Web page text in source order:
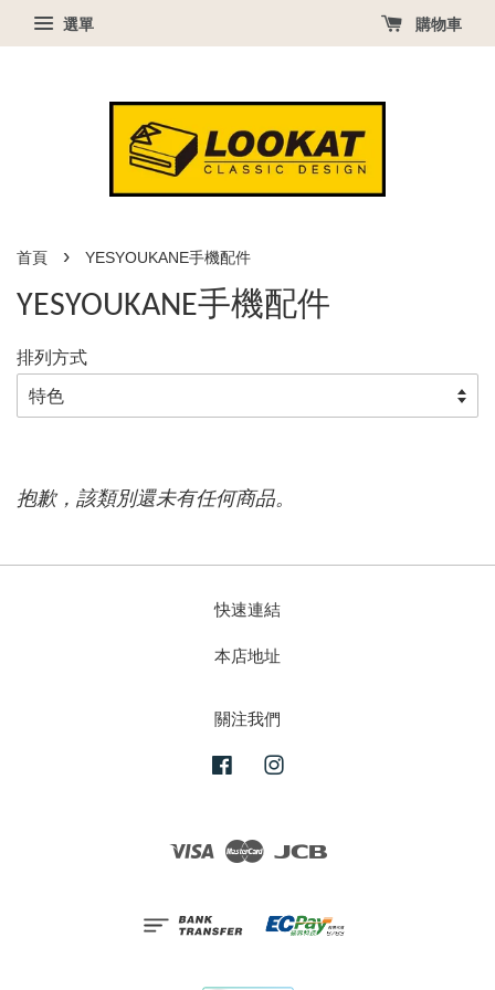
選單 購物車
首頁 › YESYOUKANE手機配件
YESYOUKANE手機配件
排列方式
抱歉，該類別還未有任何商品。
快速連結
本店地址
關注我們
Facebook
Visa Master